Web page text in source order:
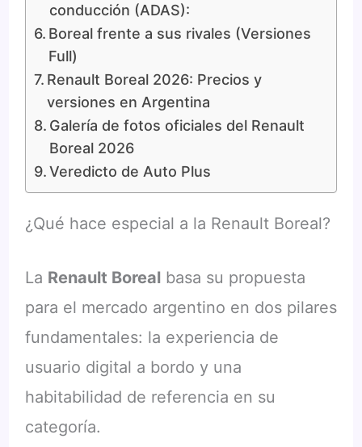
conducción (ADAS):
Boreal frente a sus rivales (Versiones
Full)
Renault Boreal 2026: Precios y
versiones en Argentina
Galería de fotos oficiales del Renault
Boreal 2026
Veredicto de Auto Plus
¿Qué hace especial a la Renault Boreal?
La Renault Borealbasa su propuesta
para el mercado argentino en dos pilares
fundamentales: la experiencia de
usuario digital a bordo y una
habitabilidad de referencia en su
categoría.